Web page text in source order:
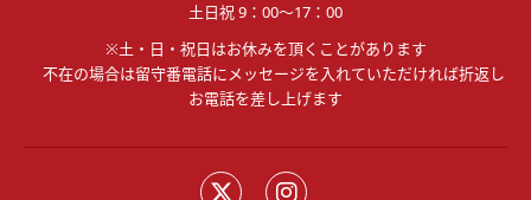
土日祝 9：00～17：00
※土・日・祝日はお休みを頂くことがあります
不在の場合は留守番電話にメッセージを入れていただければ折返し
お電話を差し上げます